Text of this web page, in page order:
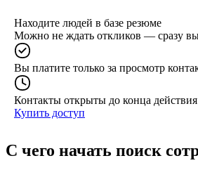
Находите людей в базе резюме
Можно не ждать откликов — сразу
Вы платите только за просмотр
Контакты открыты до конца действия
Купить доступ
С чего начать поиск